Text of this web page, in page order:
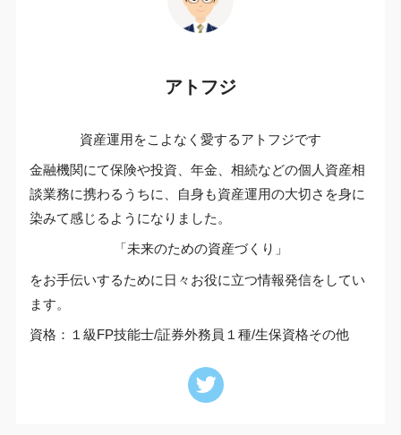
アトフジ
資産運用をこよなく愛するアトフジです
金融機関にて保険や投資、年金、相続などの個人資産相
談業務に携わるうちに、自身も資産運用の大切さを身に
染みて感じるようになりました。
「未来のための資産づくり」
をお手伝いするために日々お役に立つ情報発信をしてい
ます。
資格：１級FP技能士/証券外務員１種/生保資格その他